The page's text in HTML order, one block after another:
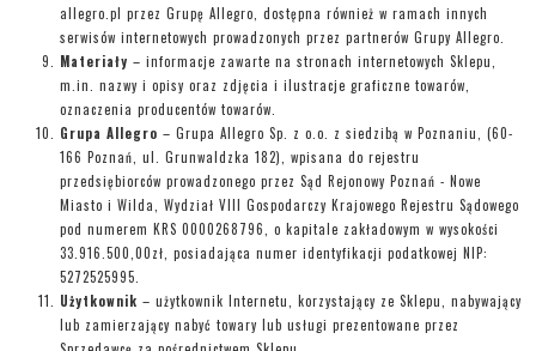
allegro.pl przez Grupę Allegro, dostępna również w ramach innych
serwisów internetowych prowadzonych przez partnerów Grupy Allegro.
Materiały – informacje zawarte na stronach internetowych Sklepu,
m.in. nazwy i opisy oraz zdjęcia i ilustracje graficzne towarów,
oznaczenia producentów towarów.
Grupa Allegro – Grupa Allegro Sp. z o.o. z siedzibą w Poznaniu, (60-
166 Poznań, ul. Grunwaldzka 182), wpisana do rejestru
przedsiębiorców prowadzonego przez Sąd Rejonowy Poznań - Nowe
Miasto i Wilda, Wydział VIII Gospodarczy Krajowego Rejestru Sądowego
pod numerem KRS 0000268796, o kapitale zakładowym w wysokości
33.916.500,00zł, posiadająca numer identyfikacji podatkowej NIP:
5272525995.
Użytkownik – użytkownik Internetu, korzystający ze Sklepu, nabywający
lub zamierzający nabyć towary lub usługi prezentowane przez